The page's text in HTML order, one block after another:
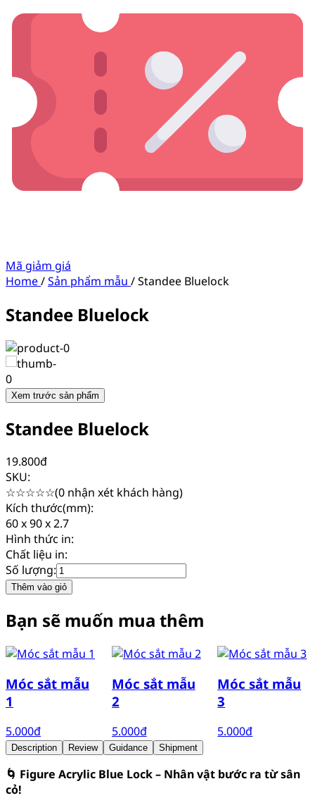
Mã giảm giá
Home/Sản phẩm mẫu /Standee Bluelock
Standee Bluelock
Xem trước sản phẩm
Standee Bluelock
19.800đ
SKU:
☆☆☆☆☆(0 nhận xét khách hàng)
Kích thước(mm):
60 x 90 x 2.7
Hình thức in:
Chất liệu in:
Số lượng:
Thêm vào giỏ
Bạn sẽ muốn mua thêm
Móc sắt mẫu
1
5.000đ
Móc sắt mẫu
2
5.000đ
Móc sắt mẫu
3
5.000đ
Description Review Guidance Shipment
🌀 Figure Acrylic Blue Lock – Nhân vật bước ra từ sân
cỏ!